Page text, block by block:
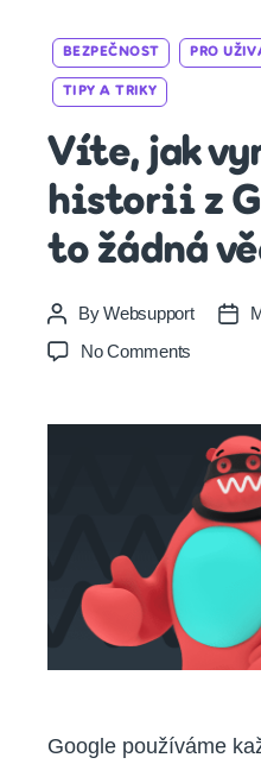
BEZPEČNOST PRO
TIPY A TRIKY
Víte, jak
historii z
to žádná
Post
author
ByWebsupport
Post
No Comments
vymazat
vaši
historii
z
Google?
věda
Google používáme